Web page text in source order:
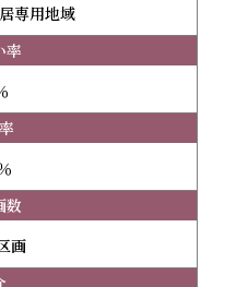
専用地域
率
数
画